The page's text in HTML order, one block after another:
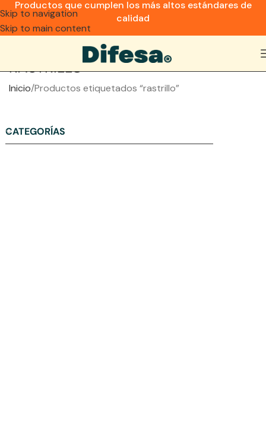
Skip to navigation
Skip to main content
RASTRILLO
Inicio Productos etiquetados “rastrillo”
CATEGORÍAS
Productos que cumplen los más altos estándares de
calidad